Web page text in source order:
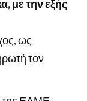
με την εξής
ως
τον